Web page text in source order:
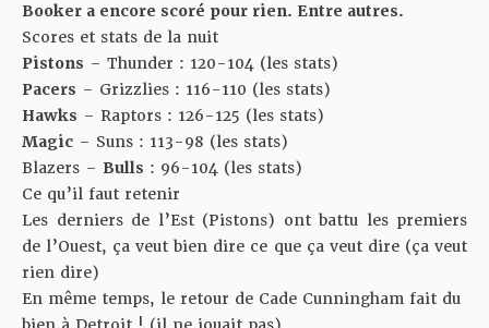
Booker a encore scoré pour rien. Entre autres.
Scores et stats de la nuit
Pistons – Thunder : 120-104 (les stats)
Pacers – Grizzlies : 116-110 (les stats)
Hawks – Raptors : 126-125 (les stats)
Magic – Suns : 113-98 (les stats)
Blazers – Bulls : 96-104 (les stats)
Ce qu’il faut retenir
Les derniers de l’Est (Pistons) ont battu les premiers
de l’Ouest, ça veut bien dire ce que ça veut dire (ça veut
rien dire)
En même temps, le retour de Cade Cunningham fait du